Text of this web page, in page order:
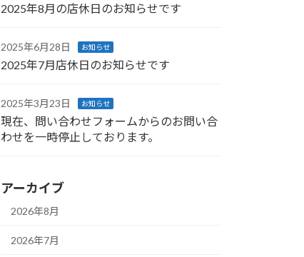
2025年8月の店休日のお知らせです
2025年6月28日 お知らせ
2025年7月店休日のお知らせです
2025年3月23日 お知らせ
現在、問い合わせフォームからのお問い合
わせを一時停止しております。
アーカイブ
2026年8月
2026年7月